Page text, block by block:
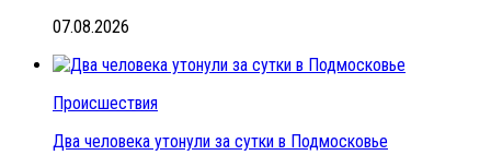
07.08.2026
Происшествия
Два человека утонули за сутки в Подмосковье